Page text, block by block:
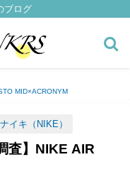
ブログ
MID×ACRONYM
ナイキ（NIKE）
査】NIKE AIR